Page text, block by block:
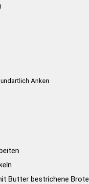
Anken
Butter bestrichene Brote